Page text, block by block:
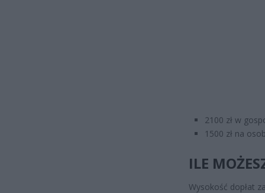
2100 zł w
1500 zł na
ILE
Wysokość dopłat